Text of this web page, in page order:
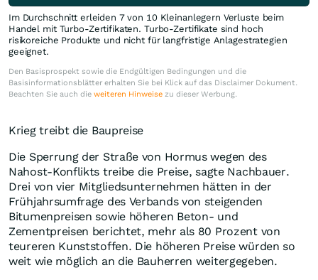
Im Durchschnitt erleiden 7 von 10 Kleinanlegern Verluste beim
Handel mit Turbo-Zertifikaten. Turbo-Zertifikate sind hoch
risikoreiche Produkte und nicht für langfristige Anlagestrategien
geeignet.
Den Basisprospekt sowie die Endgültigen Bedingungen und die
Basisinformationsblätter erhalten Sie bei Klick auf das Disclaimer Dokument.
Beachten Sie auch die weiteren Hinweise zu dieser Werbung.
Krieg treibt die Baupreise
Die Sperrung der Straße von Hormus wegen des
Nahost-Konflikts treibe die Preise, sagte Nachbauer.
Drei von vier Mitgliedsunternehmen hätten in der
Frühjahrsumfrage des Verbands von steigenden
Bitumenpreisen sowie höheren Beton- und
Zementpreisen berichtet, mehr als 80 Prozent von
teureren Kunststoffen. Die höheren Preise würden so
weit wie möglich an die Bauherren weitergegeben.